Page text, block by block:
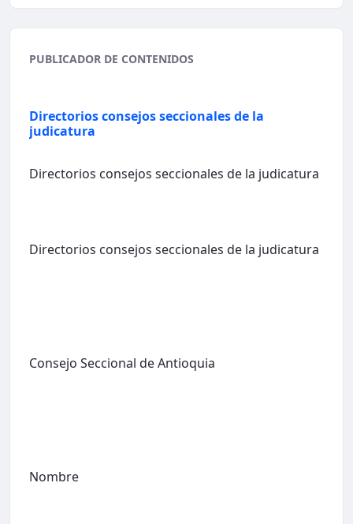
PUBLICADOR DE CONTENIDOS
Directorios consejos seccionales de la
judicatura
Directorios consejos seccionales de la judicatura
Directorios consejos seccionales de la judicatura
Consejo Seccional de Antioquia
Nombre